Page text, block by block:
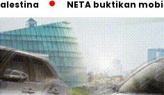
NETA buktikan mobil listrik